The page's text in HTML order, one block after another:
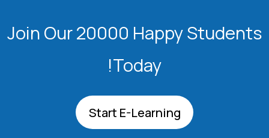
Join Our 20000 Happy Students​
Today!
Start E-Learning